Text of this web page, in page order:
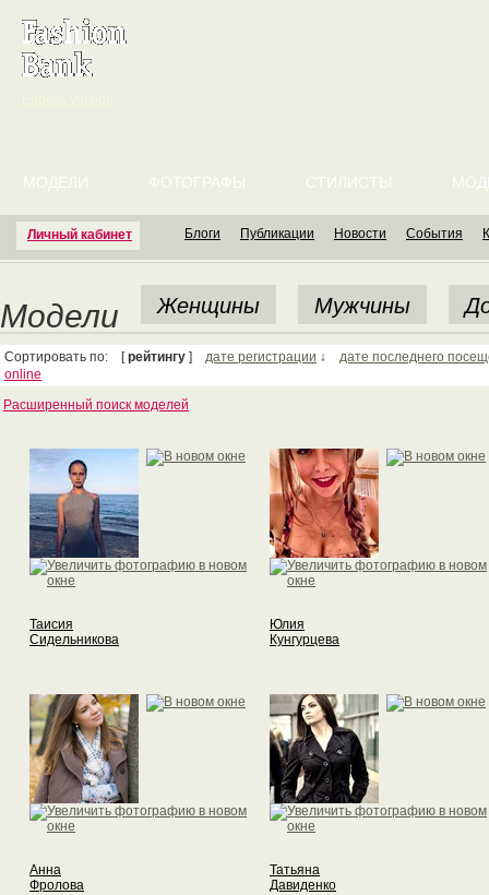
Личный кабинет
МОДЕЛИ ФОТОГРАФЫ СТИЛИСТЫ
Блоги Публикации Новости События
Модели Женщины Мужчины
Сортировать по: [рейтингу ] дате регистрации ↓ дате последнего
online
Расширенный поиск моделей
Таисия
Сидельникова
Юлия
Кунгурцева
Анна
Фролова
Татьяна
Давиденко